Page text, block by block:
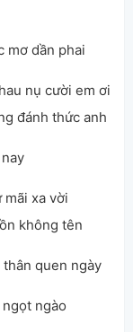
mơ dần phai
nụ cười em ơi
đánh thức anh
xa vời
không tên
quen ngày
ngào